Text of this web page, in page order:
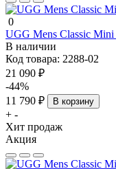
0
UGG Mens Classic Mini
В наличии
Код товара: 2288-02
21 090 ₽
-44%
11 790 ₽
В корзину
+ -
Хит продаж
Акция